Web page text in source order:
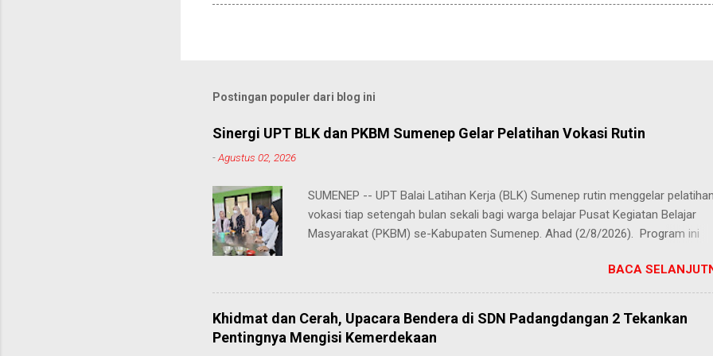
Postingan populer dari blog ini
Sinergi UPT BLK dan PKBM Sumenep Gelar Pelatihan Vokasi Rutin
-Agustus 02, 2026
SUMENEP -- UPT Balai Latihan Kerja (BLK) Sumenep rutin menggelar pelatihan
vokasi tiap setengah bulan sekali bagi warga belajar Pusat Kegiatan Belajar
Masyarakat (PKBM) se-Kabupaten Sumenep. Ahad (2/8/2026). Program ini
hingga kejuruan lainnya yang bebas dipilih peserta sesuai bakat dan minat
masing. Kehadiran program ini disambut hangat para peserta. Salah satunya
Juhairiyah, peserta dari PKBM Al Khairot, Desa Bragung, Kecamatan Guluk-
"Saya sangat senang bisa mengikuti pelatihan ini. Selain menambah wawasan
keterampilan baru, saya juga bisa berkenalan dan berkolaborasi dengan teman-
BACA
Khidmat dan Cerah, Upacara Bendera di SDN Padangdangan 2 Tekankan
Pentingnya Mengisi Kemerdekaan